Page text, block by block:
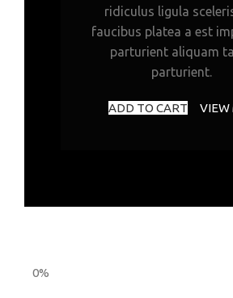
ridiculus ligula
faucibus platea a est
parturient aliquam
parturient.
ADD TO CART VIEW
0%